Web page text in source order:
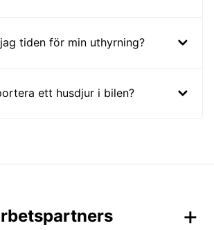
tiden för min uthyrning?
ett husdjur i bilen?